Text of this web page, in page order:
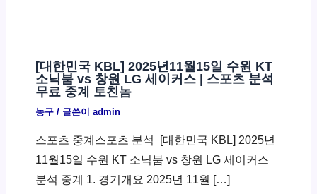
[대한민국 KBL] 2025년11월15일 수원 KT
소닉붐 vs 창원 LG 세이커스 | 스포츠 분석
무료 중계 토친놈
농구/ 글쓴이 admin
스포츠 중계스포츠 분석 ​ [대한민국 KBL] 2025년
11월15일 수원 KT 소닉붐 vs 창원 LG 세이커스
분석 중계 1. 경기개요 2025년 11월 […]